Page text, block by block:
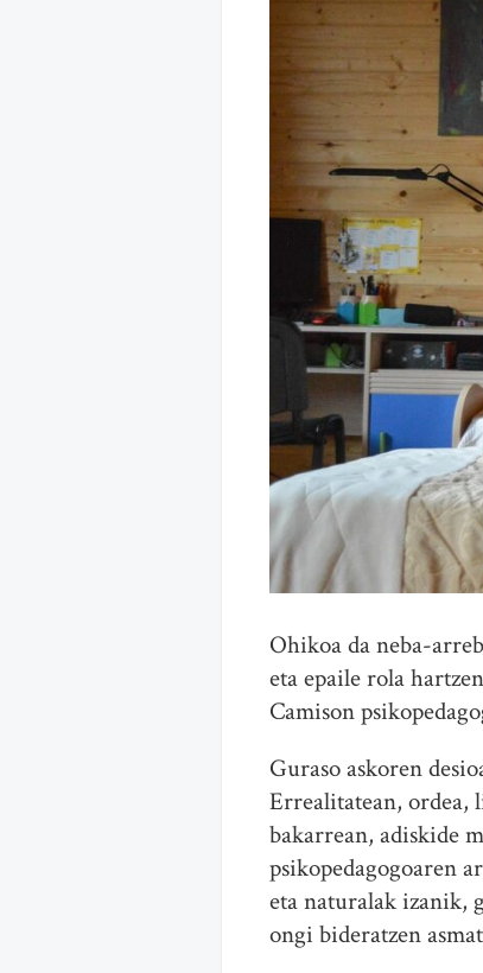
Ohikoa da neba-
eta epaile rola
Camison
Guraso askoren
Errealitatean, ordea,
bakarrean, adiskide
psikopedagogoaren
eta naturalak izanik,
ongi bideratzen